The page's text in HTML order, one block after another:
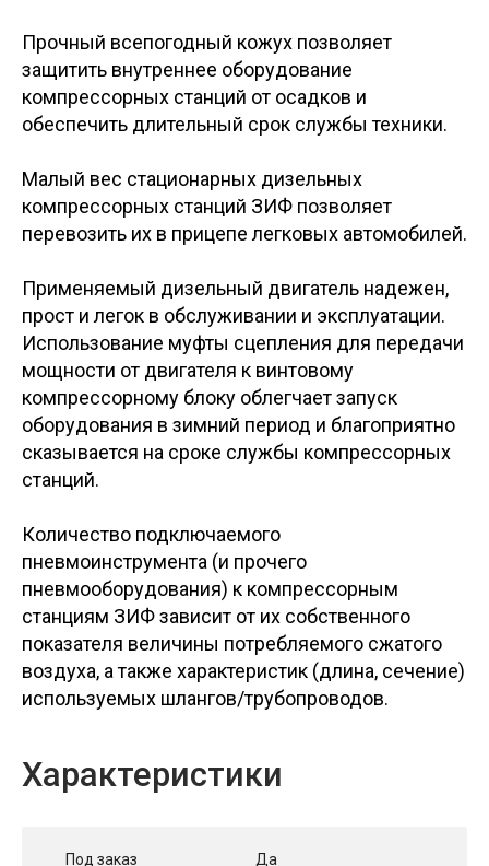
Прочный всепогодный кожух позволяет
защитить внутреннее оборудование
компрессорных станций от осадков и
обеспечить длительный срок службы техники.
Малый вес стационарных дизельных
компрессорных станций ЗИФ позволяет
перевозить их в прицепе легковых автомобилей.
Применяемый дизельный двигатель надежен,
прост и легок в обслуживании и эксплуатации.
Использование муфты сцепления для передачи
мощности от двигателя к винтовому
компрессорному блоку облегчает запуск
оборудования в зимний период и благоприятно
сказывается на сроке службы компрессорных
станций.
Количество подключаемого
пневмоинструмента (и прочего
пневмооборудования) к компрессорным
станциям ЗИФ зависит от их собственного
показателя величины потребляемого сжатого
воздуха, а также характеристик (длина, сечение)
используемых шлангов/трубопроводов.
Характеристики
Под заказ Да